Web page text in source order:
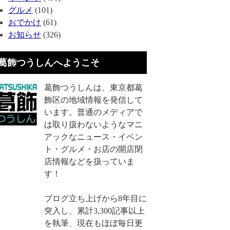
グルメ (101)
おでかけ (61)
お知らせ (326)
飾つうしんへようこそ
葛飾つうしんは、東京都葛
飾区の地域情報を発信して
います。普通のメディアで
は取り扱わないようなマニ
アックなニュース・イベン
ト・グルメ・お店の開店閉
店情報などを扱っていま
す！
ブログ立ち上げから8年目に
突入し、累計3,300記事以上
を執筆、現在もほぼ毎日更